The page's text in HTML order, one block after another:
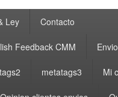
Ley Contacto
Feedback CMM
metatags3 Mi